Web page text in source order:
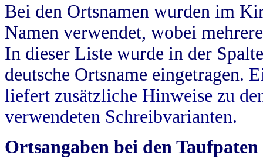
Bei den Ortsnamen wurden im
Namen verwendet, wobei
In dieser Liste wurde in der
deutsche Ortsname eingetragen.
liefert zusätzliche Hinweise zu
verwendeten Schreibvarianten.
Ortsangaben bei den Taufpaten